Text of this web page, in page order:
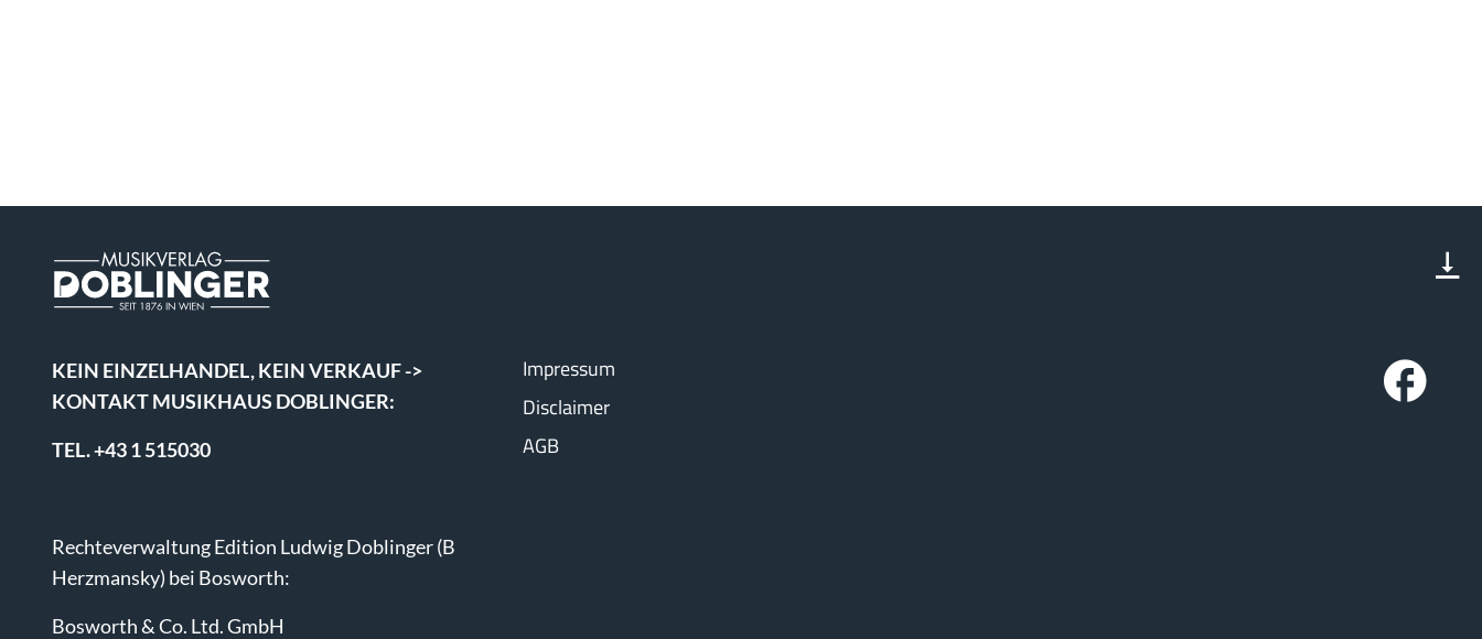
KEIN EINZELHANDEL, KEIN VERKAUF ->
KONTAKT MUSIKHAUS DOBLINGER:
TEL. +43 1 515030
Rechteverwaltung Edition Ludwig Doblinger (B
Herzmansky) bei Bosworth:
Bosworth & Co. Ltd. GmbH
Impressum
Disclaimer
AGB